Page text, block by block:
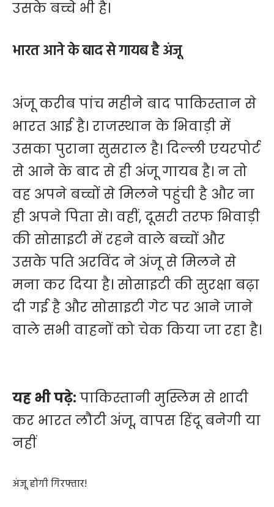
उसके बच्चे भी है।
भारत आने के बाद से गायब है अंजू
अंजू करीब पांच महीने बाद पाकिस्तान से
भारत आई है। राजस्थान के भिवाड़ी में
उसका पुराना सुसराल है। दिल्ली एयरपोर्ट
से आने के बाद से ही अंजू गायब है। न तो
वह अपने बच्चों से मिलने पहुंची है और ना
ही अपने पिता से। वहीं, दूसरी तरफ भिवाड़ी
की सोसाइटी में रहने वाले बच्चों और
उसके पति अरविंद ने अंजू से मिलने से
मना कर दिया है। सोसाइटी की सुरक्षा बढ़ा
दी गई है और सोसाइटी गेट पर आने जाने
वाले सभी वाहनों को चेक किया जा रहा है।
यह भी पढ़े:पाकिस्तानी मुस्लिम से शादी
कर भारत लौटी अंजू, वापस हिंदू बनेगी या
नहीं
अंजू होगी गिरफ्तार!